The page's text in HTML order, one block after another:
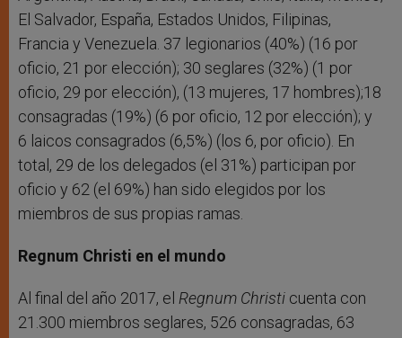
El Salvador, España, Estados Unidos, Filipinas,
Francia y Venezuela. 37 legionarios (40%) (16 por
oficio, 21 por elección); 30 seglares (32%) (1 por
oficio, 29 por elección), (13 mujeres, 17 hombres);18
consagradas (19%) (6 por oficio, 12 por elección); y
6 laicos consagrados (6,5%) (los 6, por oficio). En
total, 29 de los delegados (el 31%) participan por
oficio y 62 (el 69%) han sido elegidos por los
miembros de sus propias ramas.
Regnum Christi en el mundo
Al final del año 2017, el Regnum Christi cuenta con
21.300 miembros seglares, 526 consagradas, 63